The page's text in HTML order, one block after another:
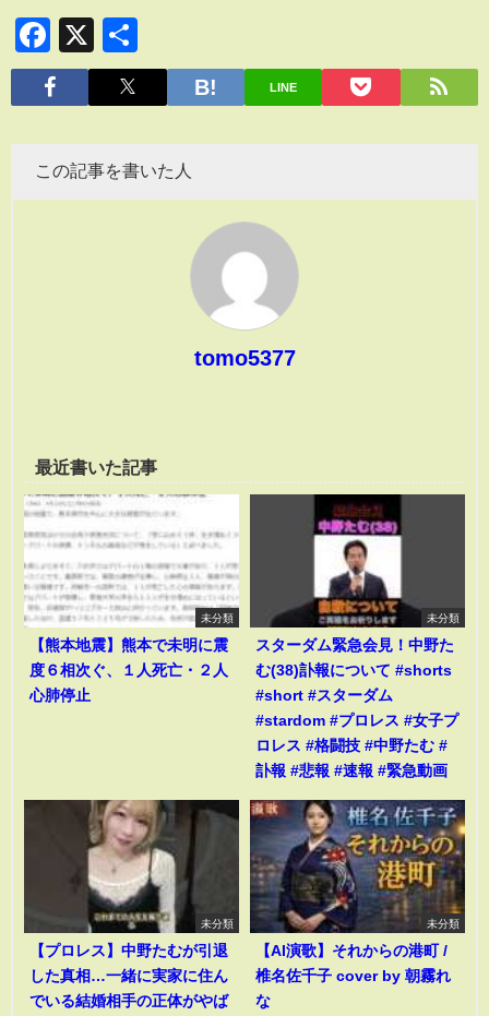
Facebook
X
有
LINE
この記事を書いた人
tomo5377
最近書いた記事
未分類
【熊本地震】熊本で未明に震
度６相次ぐ、１人死亡・２人
心肺停止
未分類
スターダム緊急会見！中野た
む(38)訃報について #shorts
#short #スターダム
#stardom #プロレス #女子プ
ロレス #格闘技 #中野たむ #
訃報 #悲報 #速報 #緊急動画
未分類
【プロレス】中野たむが引退
した真相…一緒に実家に住ん
でいる結婚相手の正体がやば
未分類
【AI演歌】それからの港町 /
椎名佐千子 cover by 朝霧れ
な